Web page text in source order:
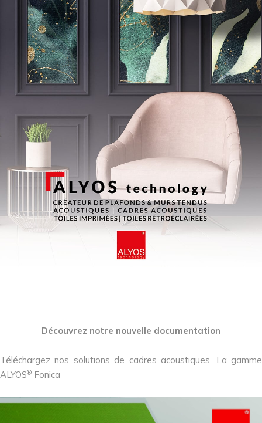
Découvrez notre nouvelle documentation
Téléchargez nos solutions de cadres acoustiques. La gamme
ALYOS® Fonica